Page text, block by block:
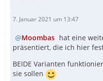
7. Januar 2021 um 13:47
Moombas hat eine
präsentiert, die ich hier
BEIDE Varianten
sie sollen